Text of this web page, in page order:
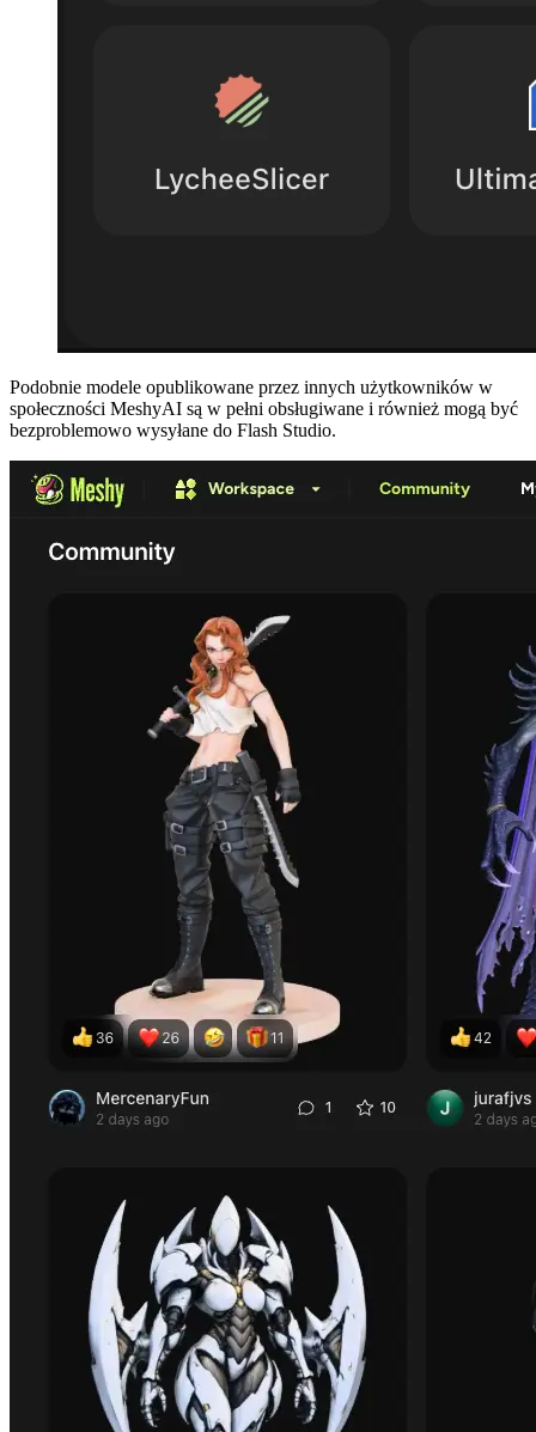
Podobnie modele opublikowane przez innych użytkowników w
społeczności MeshyAI są w pełni obsługiwane i również mogą być
bezproblemowo wysyłane do Flash Studio.